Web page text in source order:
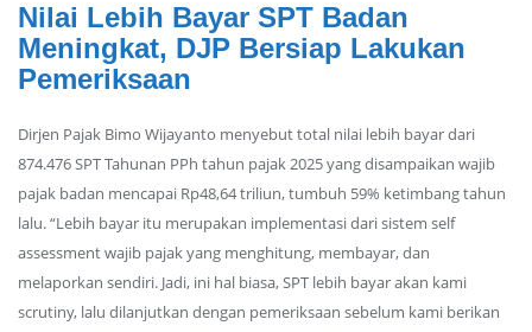
Nilai Lebih Bayar SPT Badan
Meningkat, DJP Bersiap Lakukan
Pemeriksaan
Dirjen Pajak Bimo Wijayanto menyebut total nilai lebih bayar dari
874.476 SPT Tahunan PPh tahun pajak 2025 yang disampaikan wajib
pajak badan mencapai Rp48,64 triliun, tumbuh 59% ketimbang tahun
lalu. “Lebih bayar itu merupakan implementasi dari sistem self
assessment wajib pajak yang menghitung, membayar, dan
melaporkan sendiri. Jadi, ini hal biasa, SPT lebih bayar akan kami
scrutiny, lalu dilanjutkan dengan pemeriksaan sebelum kami berikan